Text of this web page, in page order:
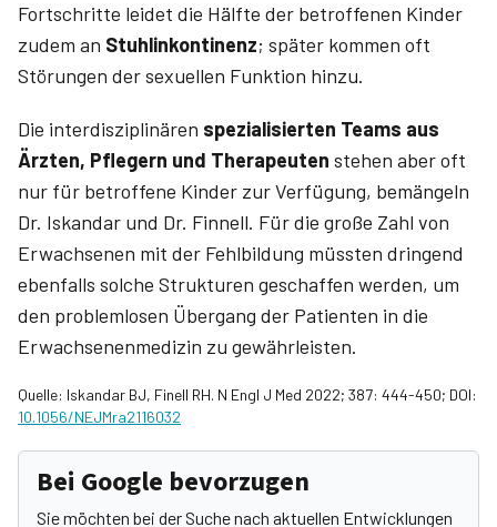
Fortschritte leidet die Hälfte der betroffenen Kinder
zudem an Stuhlinkontinenz; später kommen oft
Störungen der sexuellen Funktion hinzu.
Die interdisziplinären spezialisierten Teams aus
Ärzten, Pflegern und Therapeuten stehen aber oft
nur für betroffene Kinder zur Verfügung, bemängeln
Dr. ­Iskandar und Dr. ­Finnell. Für die große Zahl von
Erwachsenen mit der Fehlbildung müssten dringend
ebenfalls solche Strukturen geschaffen werden, um
den problemlosen Übergang der Patienten in die
Erwachsenenmedizin zu gewährleisten.
Quelle: Iskandar BJ, Finell RH. N Engl J Med 2022; 387: 444-450; DOI:
10.1056/NEJMra2116032
Bei Google bevorzugen
Sie möchten bei der Suche nach aktuellen Entwicklungen